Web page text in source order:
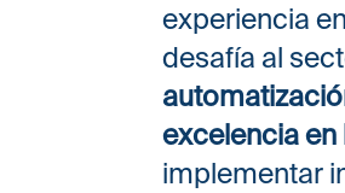
experiencia
desafía al
excelencia
implementar